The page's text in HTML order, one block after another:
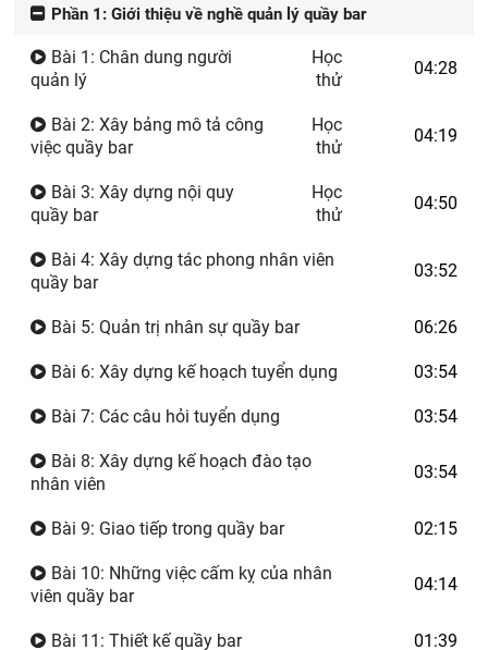
Phần 1: Giới thiệu về nghề quản lý quầy bar
Bài 1: Chân dung người
quản lý
Học
thử
04:28
Bài 2: Xây bảng mô tả công
việc quầy bar
Học
thử
04:19
Bài 3: Xây dựng nội quy
quầy bar
Học
thử
04:50
Bài 4: Xây dựng tác phong nhân viên
quầy bar
03:52
Bài 5: Quản trị nhân sự quầy bar 06:26
Bài 6: Xây dựng kế hoạch tuyển dụng 03:54
Bài 7: Các câu hỏi tuyển dụng 03:54
Bài 8: Xây dựng kế hoạch đào tạo
nhân viên
03:54
Bài 9: Giao tiếp trong quầy bar 02:15
Bài 10: Những việc cấm kỵ của nhân
viên quầy bar
04:14
Bài 11: Thiết kế quầy bar 01:39